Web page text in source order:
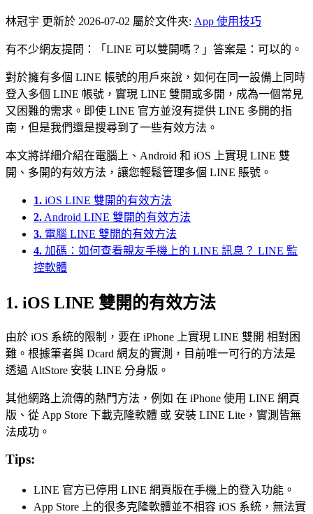
林冠宇 更新於 2026-07-02 屬於文件夾: App 使用技巧
有不少網友提問：「LINE 可以雙開嗎？」答案是：可以的。
對於擁有多個 LINE 帳號的用戶來說，如何在同一設備上同時
登入多個 LINE 帳號，實現 LINE 雙開或多開，成為一個常見
又困難的需求。即使 LINE 官方並沒有提供 LINE 多開的指
南，但是我們還是搜尋到了一些有效方法。
本文將詳細介紹在電腦上、Android 和 iOS 上實現 LINE 雙
開、多開的有效方法，讓您輕鬆管理多個 LINE 賬號。
1. iOS LINE 雙開的有效方法
2. Android LINE 雙開的有效方法
3. 電腦 LINE 雙開的有效方法
4. 加碼：如何查看親友手機上的 LINE 訊息？ LINE 監
控軟體
1. iOS LINE 雙開的有效方法
由於 iOS 系統的限制，要在 iPhone 上實現 LINE 雙開 相對困
難。根據筆者與 Dcard 網友的實測，目前唯一可行的方法是
透過 AltStore 安裝 LINE 分身版。
其他網路上流傳的熱門方法，例如 在 iPhone 使用 LINE 網頁
版、從 App Store 下載克隆軟體 或 安裝 LINE Lite，實測皆無
法成功。
Tips:
LINE 官方已停用 LINE 網頁版在手機上的登入功能。
App Store 上的很多克隆軟體並不相容 iOS 系統，無法實